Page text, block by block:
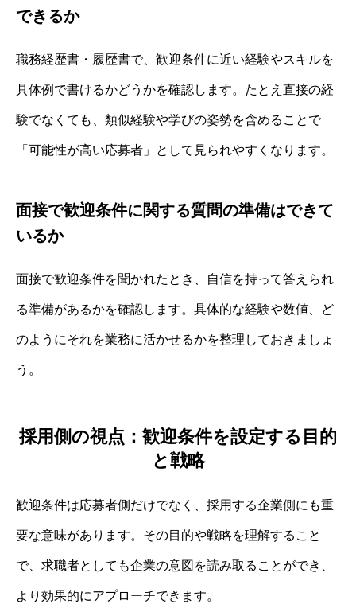
できるか
職務経歴書・履歴書で、歓迎条件に近い経験やスキルを
具体例で書けるかどうかを確認します。たとえ直接の経
験でなくても、類似経験や学びの姿勢を含めることで
「可能性が高い応募者」として見られやすくなります。
面接で歓迎条件に関する質問の準備はできて
いるか
面接で歓迎条件を聞かれたとき、自信を持って答えられ
る準備があるかを確認します。具体的な経験や数値、ど
のようにそれを業務に活かせるかを整理しておきましょ
う。
採用側の視点：歓迎条件を設定する目的
と戦略
歓迎条件は応募者側だけでなく、採用する企業側にも重
要な意味があります。その目的や戦略を理解すること
で、求職者としても企業の意図を読み取ることができ、
より効果的にアプローチできます。